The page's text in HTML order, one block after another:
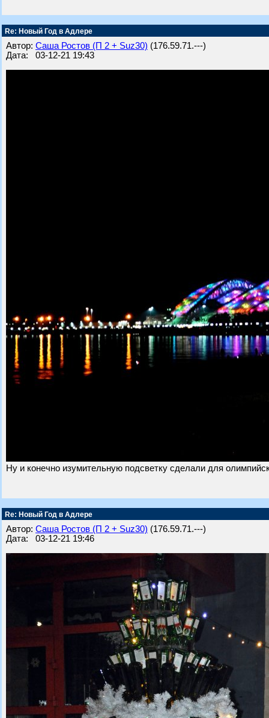
Re: Новый Год в Адлере
Автор: Саша Ростов (П 2 + Suz30) (176.59.71.---)
Дата: 03-12-21 19:43
Ну и конечно изумительную подсветку сделали для
Re: Новый Год в Адлере
Автор: Саша Ростов (П 2 + Suz30) (176.59.71.---)
Дата: 03-12-21 19:46